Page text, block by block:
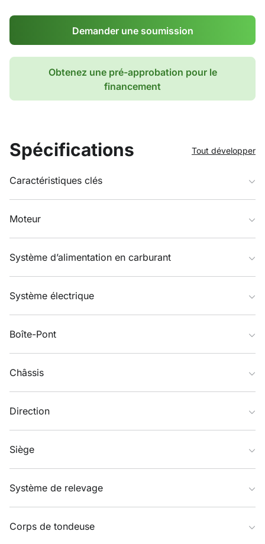
Demander une soumission
Obtenez une pré-approbation pour le
financement
Spécifications Tout développer
Caractéristiques clés
Moteur
Système d’alimentation en carburant
Système électrique
Boîte-Pont
Châssis
Direction
Siège
Système de relevage
Corps de tondeuse